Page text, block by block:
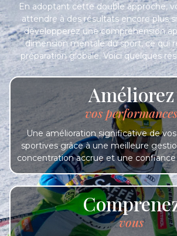
En adoptant cette double approche,
attendre à des résultats encore plus
développerez une compréhension
dimension mentale du sport, ce qui
préparation globale. Voici quelques
Améliorez
vos performances
Une amélioration significative de
sportives grâce à une meilleure
concentration accrue et une
vous